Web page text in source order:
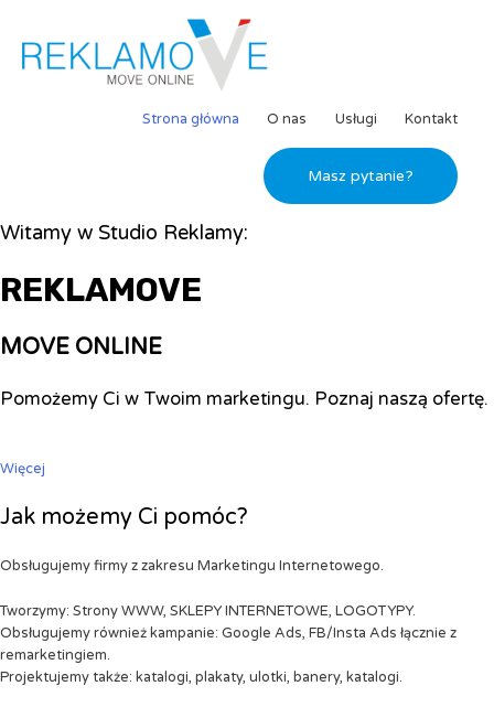
Strona główna O nas Usługi Kontakt
Masz pytanie?
Witamy w Studio Reklamy:
REKLAMOVE
MOVE ONLINE
Pomożemy Ci w Twoim marketingu. Poznaj naszą ofertę.
Więcej
Jak możemy Ci pomóc?
Obsługujemy firmy z zakresu Marketingu Internetowego.
Tworzymy: Strony WWW, SKLEPY INTERNETOWE, LOGOTYPY.
Obsługujemy również kampanie: Google Ads, FB/Insta Ads łącznie z
remarketingiem.
Projektujemy także: katalogi, plakaty, ulotki, banery, katalogi.